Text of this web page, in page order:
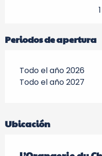
Periodos de apertura
Todo el año 2026
Todo el año 2027
Ubicación